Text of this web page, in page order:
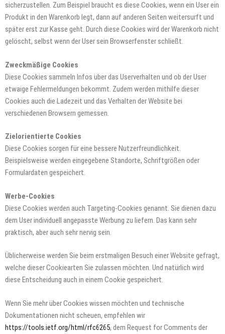
sicherzustellen. Zum Beispiel braucht es diese Cookies, wenn ein User ein
Produkt in den Warenkorb legt, dann auf anderen Seiten weitersurft und
später erst zur Kasse geht. Durch diese Cookies wird der Warenkorb nicht
gelöscht, selbst wenn der User sein Browserfenster schließt.
Zweckmäßige Cookies
Diese Cookies sammeln Infos über das Userverhalten und ob der User
etwaige Fehlermeldungen bekommt. Zudem werden mithilfe dieser
Cookies auch die Ladezeit und das Verhalten der Website bei
verschiedenen Browsern gemessen.
Zielorientierte Cookies
Diese Cookies sorgen für eine bessere Nutzerfreundlichkeit.
Beispielsweise werden eingegebene Standorte, Schriftgrößen oder
Formulardaten gespeichert.
Werbe-Cookies
Diese Cookies werden auch Targeting-Cookies genannt. Sie dienen dazu
dem User individuell angepasste Werbung zu liefern. Das kann sehr
praktisch, aber auch sehr nervig sein.
Üblicherweise werden Sie beim erstmaligen Besuch einer Website gefragt,
welche dieser Cookiearten Sie zulassen möchten. Und natürlich wird
diese Entscheidung auch in einem Cookie gespeichert.
Wenn Sie mehr über Cookies wissen möchten und technische
Dokumentationen nicht scheuen, empfehlen wir
https://tools.ietf.org/html/rfc6265, dem Request for Comments der